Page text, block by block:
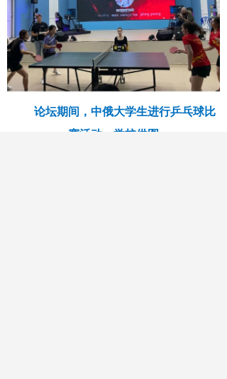
论坛期间，中俄大学生进行乒乓球比
赛活动。学校供图